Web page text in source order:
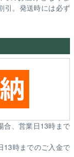
引。発送時には必ず
合、営業日13時まで
13時までのご入金で